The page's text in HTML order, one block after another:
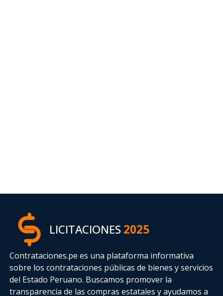
LICITACIONES2025
Contrataciones.pe es una plataforma informativa
sobre los contrataciones públicas de bienes y servicios
del Estado Peruano. Buscamos promover la
transparencia de las compras estatalesy ayudamos a